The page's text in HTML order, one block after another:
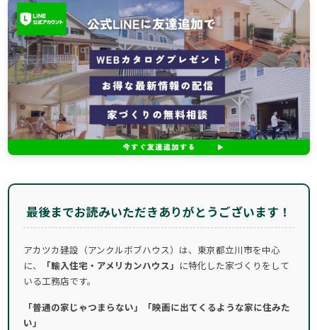
最後までお読みいただきありがとうございます！
アカツカ建設（アンクルボブハウス）は、東京都立川市を中心
に、
「輸入住宅・アメリカンハウス」 に特化した家づくりをして
いる工務店です。
「普通の家じゃつまらない」「映画に出てくるような家に住みた
い」